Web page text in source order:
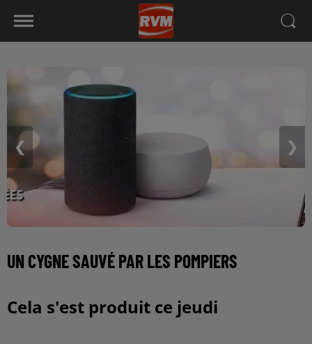
❮ ❯
UN CYGNE SAUVÉ PAR LES POMPIERS
Cela s'est produit ce jeudi